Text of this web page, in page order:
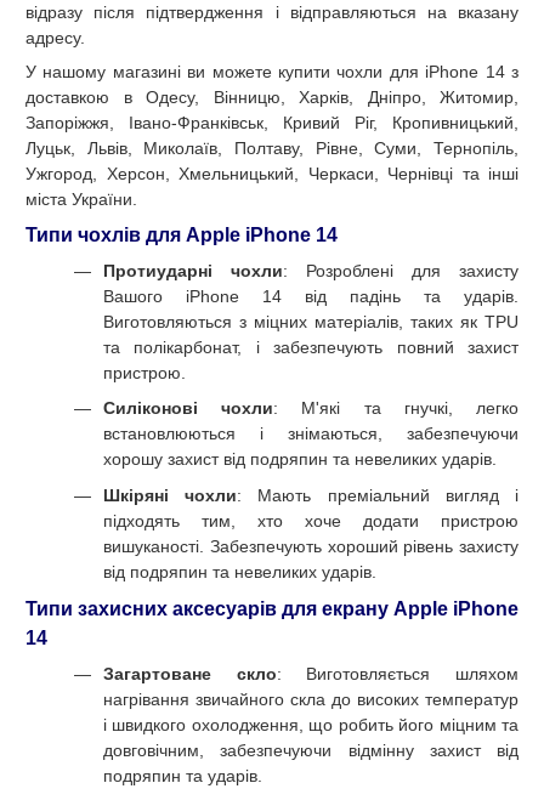
відразу після підтвердження і відправляються на вказану
адресу.
У нашому магазині ви можете купити чохли для iPhone 14 з
доставкою в Одесу, Вінницю, Харків, Дніпро, Житомир,
Запоріжжя, Івано-Франківськ, Кривий Ріг, Кропивницький,
Луцьк, Львів, Миколаїв, Полтаву, Рівне, Суми, Тернопіль,
Ужгород, Херсон, Хмельницький, Черкаси, Чернівці та інші
міста України.
Типи чохлів для Apple iPhone 14
Протиударні чохли: Розроблені для захисту
Вашого iPhone 14 від падінь та ударів.
Виготовляються з міцних матеріалів, таких як TPU
та полікарбонат, і забезпечують повний захист
пристрою.
Силіконові чохли: М'які та гнучкі, легко
встановлюються і знімаються, забезпечуючи
хорошу захист від подряпин та невеликих ударів.
Шкіряні чохли: Мають преміальний вигляд і
підходять тим, хто хоче додати пристрою
вишуканості. Забезпечують хороший рівень захисту
від подряпин та невеликих ударів.
Типи захисних аксесуарів для екрану Apple iPhone
14
Загартоване скло: Виготовляється шляхом
нагрівання звичайного скла до високих температур
і швидкого охолодження, що робить його міцним та
довговічним, забезпечуючи відмінну захист від
подряпин та ударів.